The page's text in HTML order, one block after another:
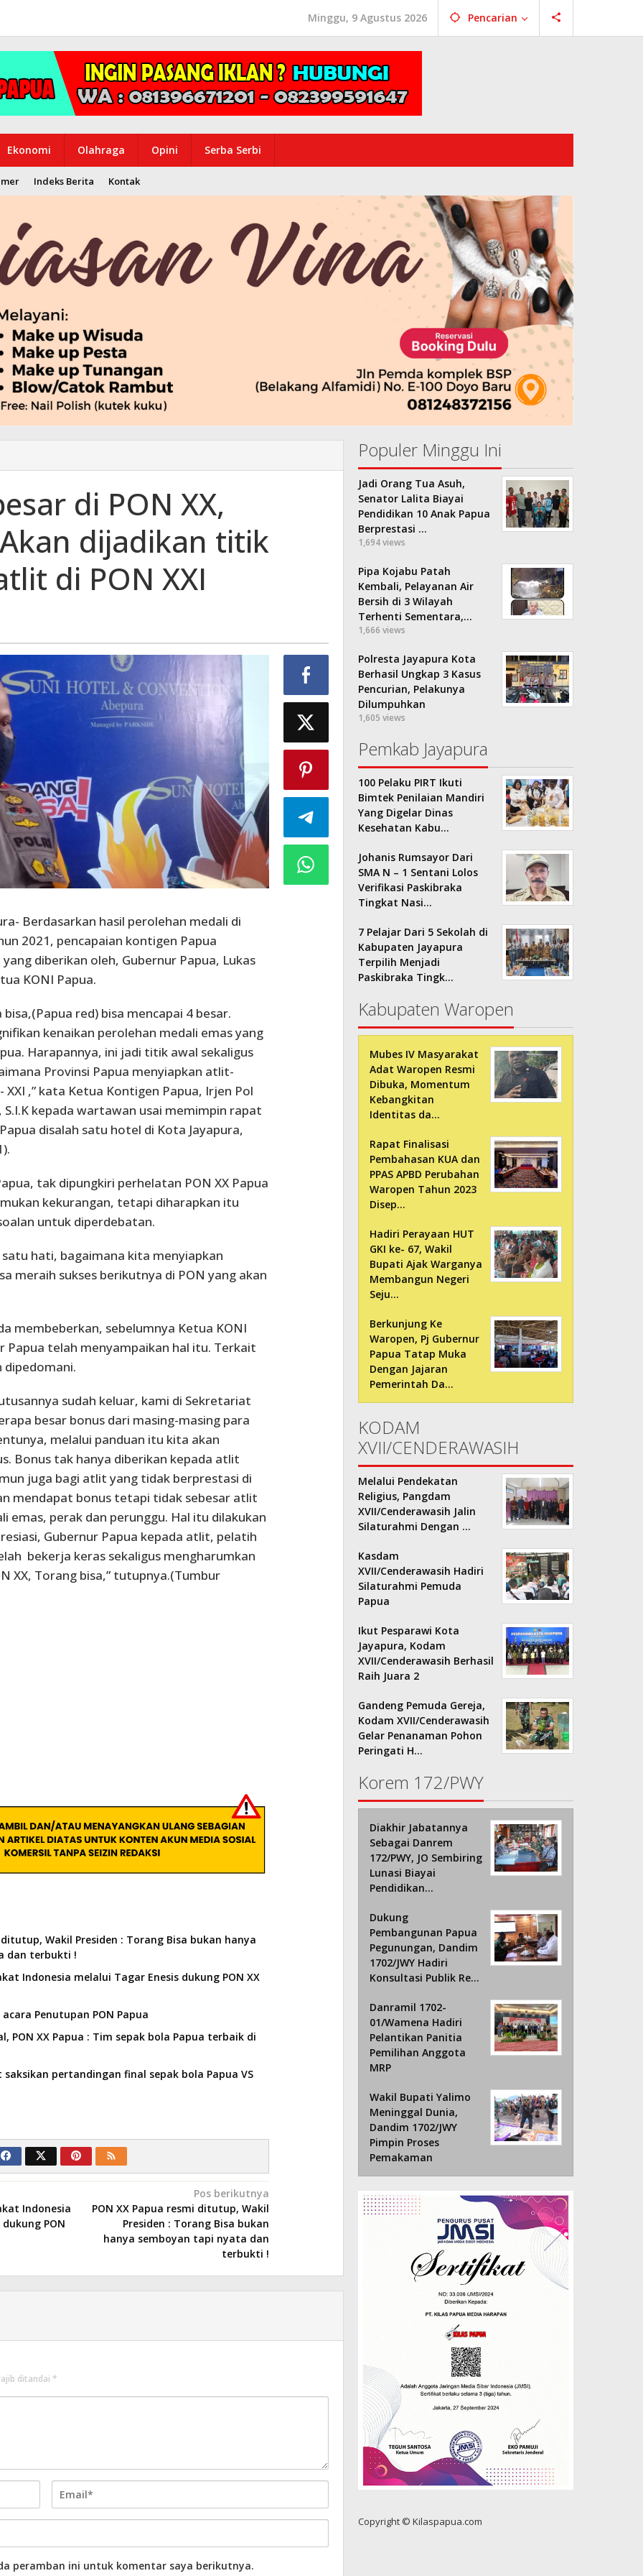
Minggu, 9 Agustus 2026 Pencarian
Ekonomi Olahraga Opini Serba Serbi
Indeks Berita Kontak
di PON XX,
dijadikan titik
di PON XXI
Berdasarkan hasil perolehan medali di
2021, pencapaian kontigen Papua
diberikan oleh, Gubernur Papua, Lukas
KONI Papua.
bisa,(Papua red) bisa mencapai 4 besar.
kenaikan perolehan medali emas yang
Harapannya, ini jadi titik awal sekaligus
Provinsi Papua menyiapkan atlit-
XXI ,” kata Ketua Kontigen Papua, Irjen Pol
S.I.K kepada wartawan usai memimpin rapat
disalah satu hotel di Kota Jayapura,
tak dipungkiri perhelatan PON XX Papua
kekurangan, tetapi diharapkan itu
untuk diperdebatan.
satu hati, bagaimana kita menyiapkan
meraih sukses berikutnya di PON yang akan
membeberkan, sebelumnya Ketua KONI
Papua telah menyampaikan hal itu. Terkait
sudah keluar, kami di Sekretariat
besar bonus dari masing-masing para
melalui panduan itu kita akan
Bonus tak hanya diberikan kepada atlit
juga bagi atlit yang tidak berprestasi di
mendapat bonus tetapi tidak sebesar atlit
emas, perak dan perunggu. Hal itu dilakukan
Gubernur Papua kepada atlit, pelatih
bekerja keras sekaligus mengharumkan
XX, Torang bisa,” tutupnya.(Tumbur
ditutup, Wakil Presiden : Torang Bisa bukan hanya
dan terbukti !
Indonesia melalui Tagar Enesis dukung PON XX
Penutupan PON Papua
PON XX Papua : Tim sepak bola Papua terbaik di
pertandingan final sepak bola Papua VS
Indonesia
PON
Pos berikutnya
PON XX Papua resmi ditutup, Wakil
Presiden : Torang Bisa bukan
hanya semboyan tapi nyata dan
terbukti !
ditandai *
peramban ini untuk komentar saya berikutnya.
Populer Minggu Ini
Jadi Orang Tua Asuh,
Senator Lalita Biayai
Pendidikan 10 Anak Papua
Berprestasi …
1,694 views
Pipa Kojabu Patah
Kembali, Pelayanan Air
Bersih di 3 Wilayah
Terhenti Sementara,…
1,666 views
Polresta Jayapura Kota
Berhasil Ungkap 3 Kasus
Pencurian, Pelakunya
Dilumpuhkan
1,605 views
Pemkab Jayapura
100 Pelaku PIRT Ikuti
Bimtek Penilaian Mandiri
Yang Digelar Dinas
Kesehatan Kabu…
Johanis Rumsayor Dari
SMA N – 1 Sentani Lolos
Verifikasi Paskibraka
Tingkat Nasi…
7 Pelajar Dari 5 Sekolah di
Kabupaten Jayapura
Terpilih Menjadi
Paskibraka Tingk…
Kabupaten Waropen
Mubes IV Masyarakat
Adat Waropen Resmi
Dibuka, Momentum
Kebangkitan
Identitas da…
Rapat Finalisasi
Pembahasan KUA dan
PPAS APBD Perubahan
Waropen Tahun 2023
Disep…
Hadiri Perayaan HUT
GKI ke- 67, Wakil
Bupati Ajak Warganya
Membangun Negeri
Seju…
Berkunjung Ke
Waropen, Pj Gubernur
Papua Tatap Muka
Dengan Jajaran
Pemerintah Da…
KODAM
XVII/CENDERAWASIH
Melalui Pendekatan
Religius, Pangdam
XVII/Cenderawasih Jalin
Silaturahmi Dengan …
Kasdam
XVII/Cenderawasih Hadiri
Silaturahmi Pemuda
Papua
Ikut Pesparawi Kota
Jayapura, Kodam
XVII/Cenderawasih Berhasil
Raih Juara 2
Gandeng Pemuda Gereja,
Kodam XVII/Cenderawasih
Gelar Penanaman Pohon
Peringati H…
Korem 172/PWY
Diakhir Jabatannya
Sebagai Danrem
172/PWY, JO Sembiring
Lunasi Biayai
Pendidikan…
Dukung
Pembangunan Papua
Pegunungan, Dandim
1702/JWY Hadiri
Konsultasi Publik Re…
Danramil 1702-
01/Wamena Hadiri
Pelantikan Panitia
Pemilihan Anggota
MRP
Wakil Bupati Yalimo
Meninggal Dunia,
Dandim 1702/JWY
Pimpin Proses
Pemakaman
Copyright © Kilaspapua.com